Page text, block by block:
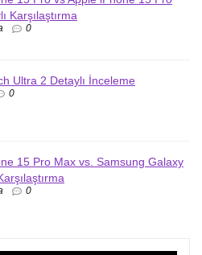
Karşılaştırma
0
Ultra 2 Detaylı İnceleme
0
15 Pro Max vs. Samsung Galaxy
0